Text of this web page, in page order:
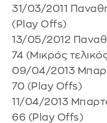
31/03/2011
(Play Offs)
13/05/2012
74 (Μικρός
09/04/2013
70 (Play Offs)
11/04/2013
66 (Play Offs)